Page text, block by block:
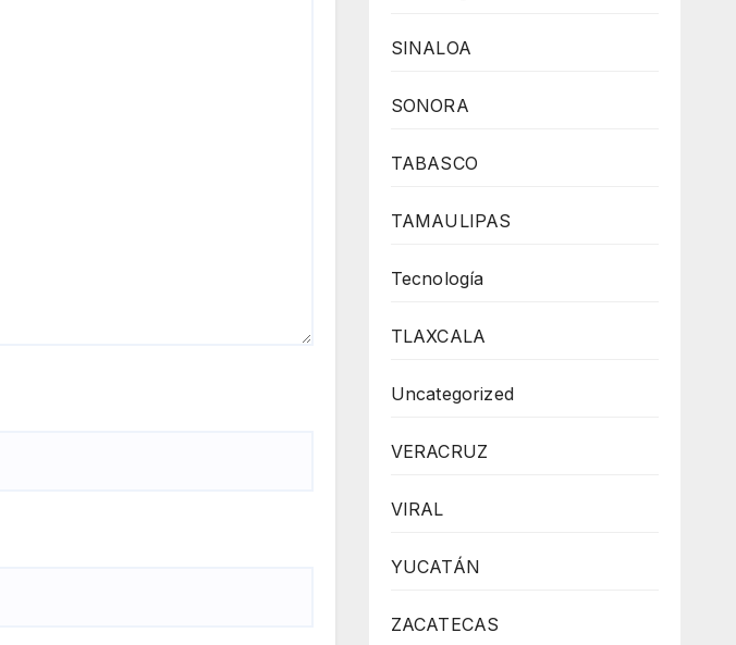
SINALOA
SONORA
TABASCO
TAMAULIPAS
Tecnología
TLAXCALA
Uncategorized
VERACRUZ
VIRAL
YUCATÁN
ZACATECAS